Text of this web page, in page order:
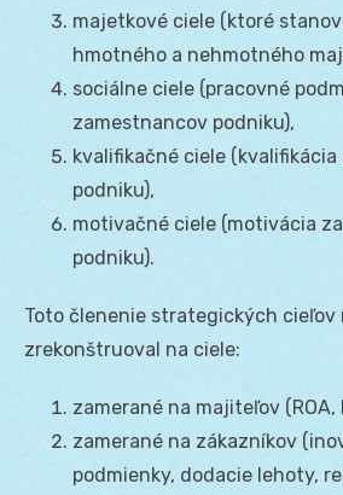
majetkové ciele (ktoré
hmotného a nehmotného
sociálne ciele (pracovné
zamestnancov podniku),
kvalifikačné ciele
podniku),
motivačné ciele (motivácia
podniku).
Toto členenie strategických cieľov
zrekonštruoval na ciele:
zamerané na majiteľov (ROA,
zamerané na zákazníkov
podmienky, dodacie lehoty,